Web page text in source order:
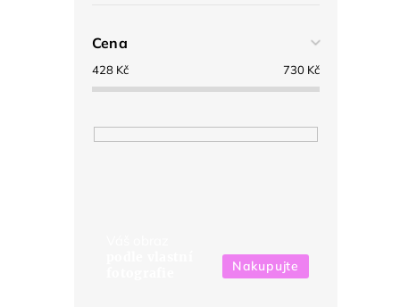
Cena
428 Kč 730 Kč
Nakupujte